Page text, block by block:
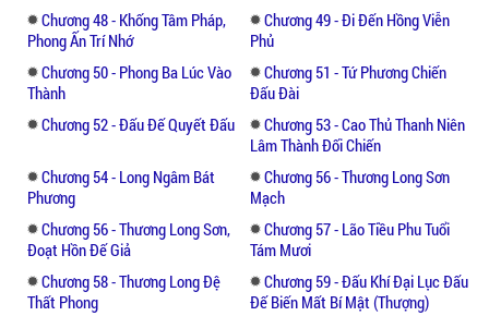
Chương 48 - Khống Tâm Pháp,
Phong Ấn Trí Nhớ
Chương 49 - Đi Đến Hồng Viễn
Phủ
Chương 50 - Phong Ba Lúc Vào
Thành
Chương 51 - Tứ Phương Chiến
Đấu Đài
Chương 52 - Đấu Đế Quyết Đấu
Chương 53 - Cao Thủ Thanh Niên
Lâm Thành Đối Chiến
Chương 54 - Long Ngâm Bát
Phương
Chương 56 - Thương Long Sơn
Mạch
Chương 56 - Thương Long Sơn,
Đoạt Hồn Đế Giả
Chương 57 - Lão Tiều Phu Tuổi
Tám Mươi
Chương 58 - Thương Long Đệ
Thất Phong
Chương 59 - Đấu Khí Đại Lục Đấu
Đế Biến Mất Bí Mật (Thượng)